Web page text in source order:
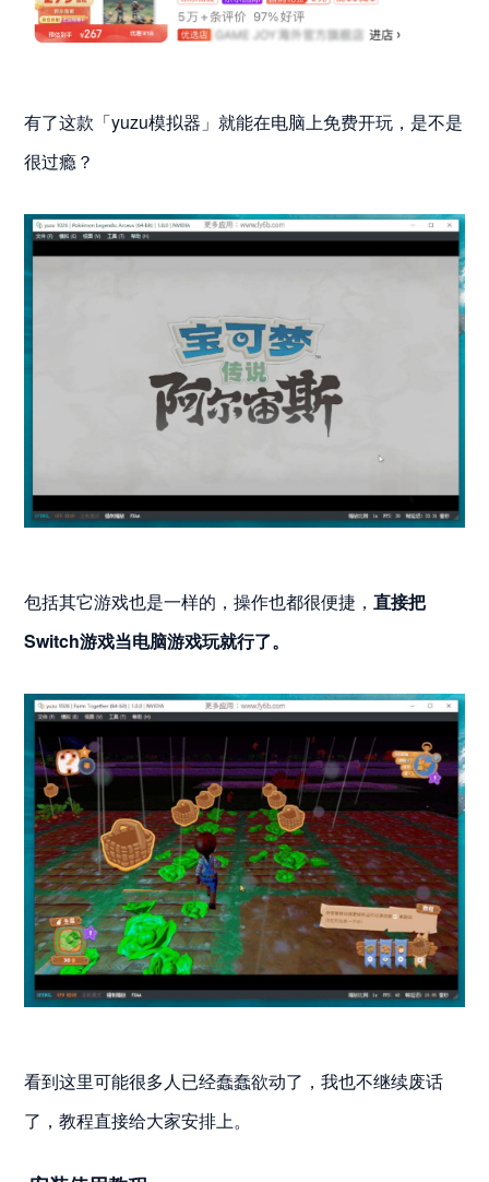
有了这款「yuzu模拟器」就能在电脑上免费开玩，是不是
很过瘾？
包括其它游戏也是一样的，操作也都很便捷，直接把
Switch游戏当电脑游戏玩就行了。
看到这里可能很多人已经蠢蠢欲动了，我也不继续废话
了，教程直接给大家安排上。